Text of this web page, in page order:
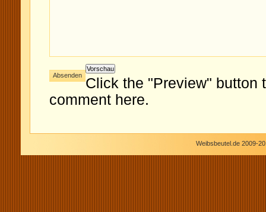
Click the "Preview" button
comment here.
Weibsbeutel.de 2009-